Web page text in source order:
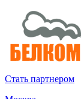
Стать партнером